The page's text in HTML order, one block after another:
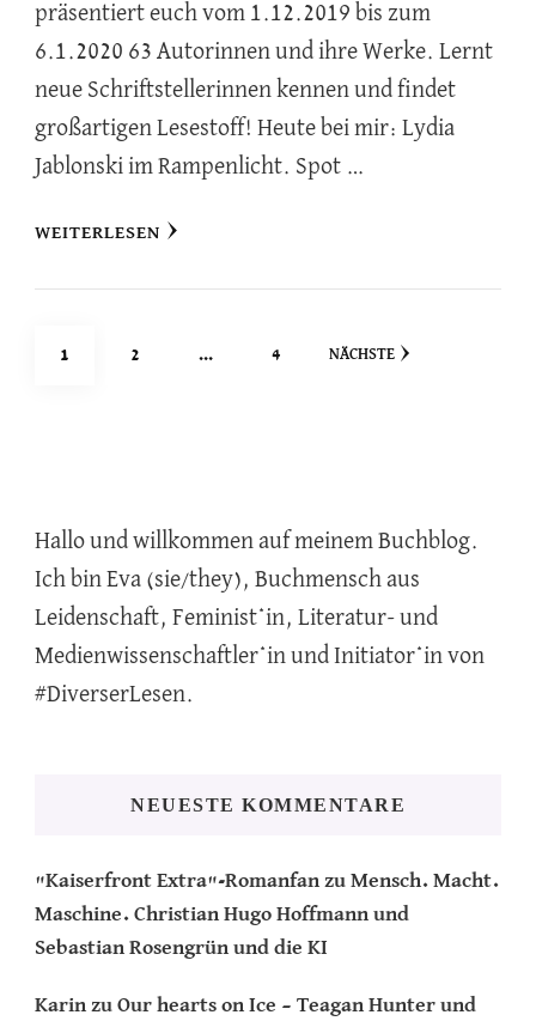
präsentiert euch vom 1.12.2019 bis zum
6.1.2020 63 Autorinnen und ihre Werke. Lernt
neue Schriftstellerinnen kennen und findet
großartigen Lesestoff! Heute bei mir: Lydia
Jablonski im Rampenlicht. Spot …
WEITERLESEN
Seitennummerierung
SEITE
1 SEITE
2 … SEITE
4 NÄCHSTE
Hallo und willkommen auf meinem Buchblog.
Ich bin Eva (sie/they), Buchmensch aus
Leidenschaft, Feminist*in, Literatur- und
Medienwissenschaftler*in und Initiator*in von
#DiverserLesen.
NEUESTE KOMMENTARE
"Kaiserfront Extra"-Romanfan zu Mensch. Macht.
Maschine. Christian Hugo Hoffmann und
Sebastian Rosengrün und die KI
Karin zu Our hearts on Ice – Teagan Hunter und